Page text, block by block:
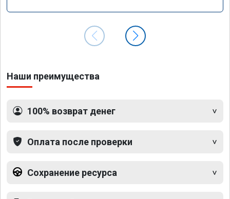
Наши преимущества
100% возврат денег
Оплата после проверки
Сохранение ресурса